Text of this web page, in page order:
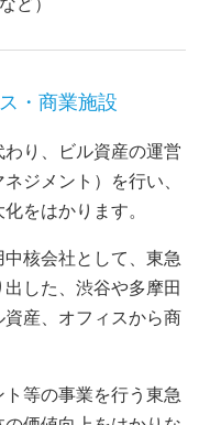
ど）
・商業施設
り、ビル資産の運営
ジメント）を行い、
をはかります。
核会社として、東急
した、渋谷や多摩田
産、オフィスから商
等の事業を行う東急